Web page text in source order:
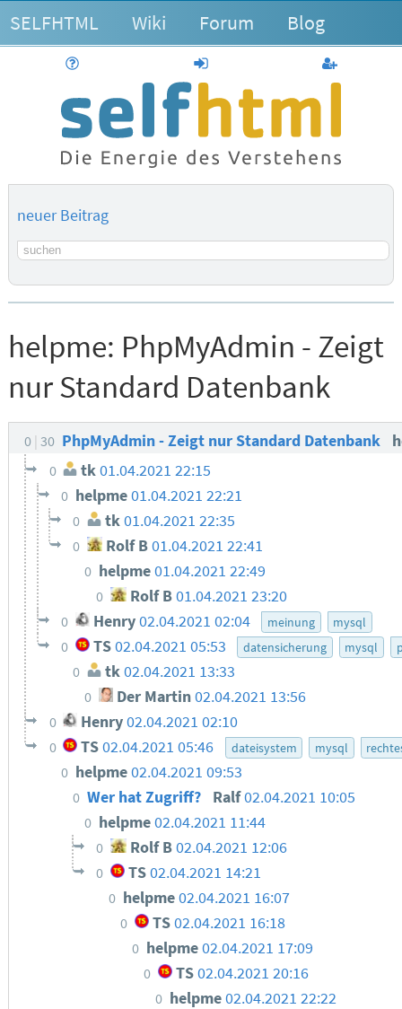
SELFHTML Wiki Forum Blog
anmelden
neuer Beitrag
Suchbegriff
helpme: PhpMyAdmin - Zeigt
nur Standard Datenbank
0 30 PhpMyAdmin - Zeigt nur Standard Datenbank
0 tk01.04.2021 22:15
0 helpme01.04.2021 22:21
0 tk01.04.2021 22:35
0 Rolf B 01.04.2021 22:41
0 helpme01.04.2021 22:49
0 Rolf B01.04.2021 23:20
0 Henry 02.04.2021 02:04 meinung mysql
0 TS 02.04.2021 05:53 datensicherung mysql
0 tk02.04.2021 13:33
0 Der Martin02.04.2021 13:56
0 Henry02.04.2021 02:10
0 TS02.04.2021 05:46 dateisystem mysql
0 helpme02.04.2021 09:53
0 Wer hat Zugriff? Ralf02.04.2021 10:05
0 helpme02.04.2021 11:44
0 Rolf B02.04.2021 12:06
0 TS02.04.2021 14:21
0 helpme02.04.2021 16:07
0 TS 02.04.2021 16:18
0 helpme02.04.2021 17:09
0 TS02.04.2021 20:16
0 helpme02.04.2021 22:22